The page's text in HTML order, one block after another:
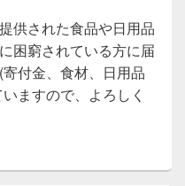
供された食品や日用品
困窮されている方に届
付金、食材、日用品
ますので、よろしく